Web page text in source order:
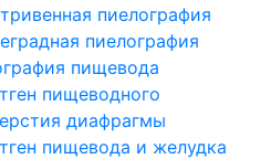
пиелография
пиелография
пищевода
пищеводного
диафрагмы
пищевода и желудка